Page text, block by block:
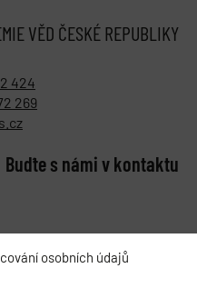
osobních údajů
VĚD ČESKÉ REPUBLIKY
424
269
Buďte s námi v kontaktu